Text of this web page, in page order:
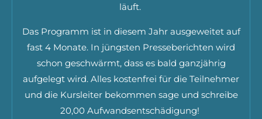
läuft.
Das Programm ist in diesem Jahr ausgeweitet auf
fast 4 Monate. In jüngsten Presseberichten wird
schon geschwärmt, dass es bald ganzjährig
aufgelegt wird. Alles kostenfrei für die Teilnehmer
und die Kursleiter bekommen sage und schreibe
20,00 Aufwandsentschädigung!